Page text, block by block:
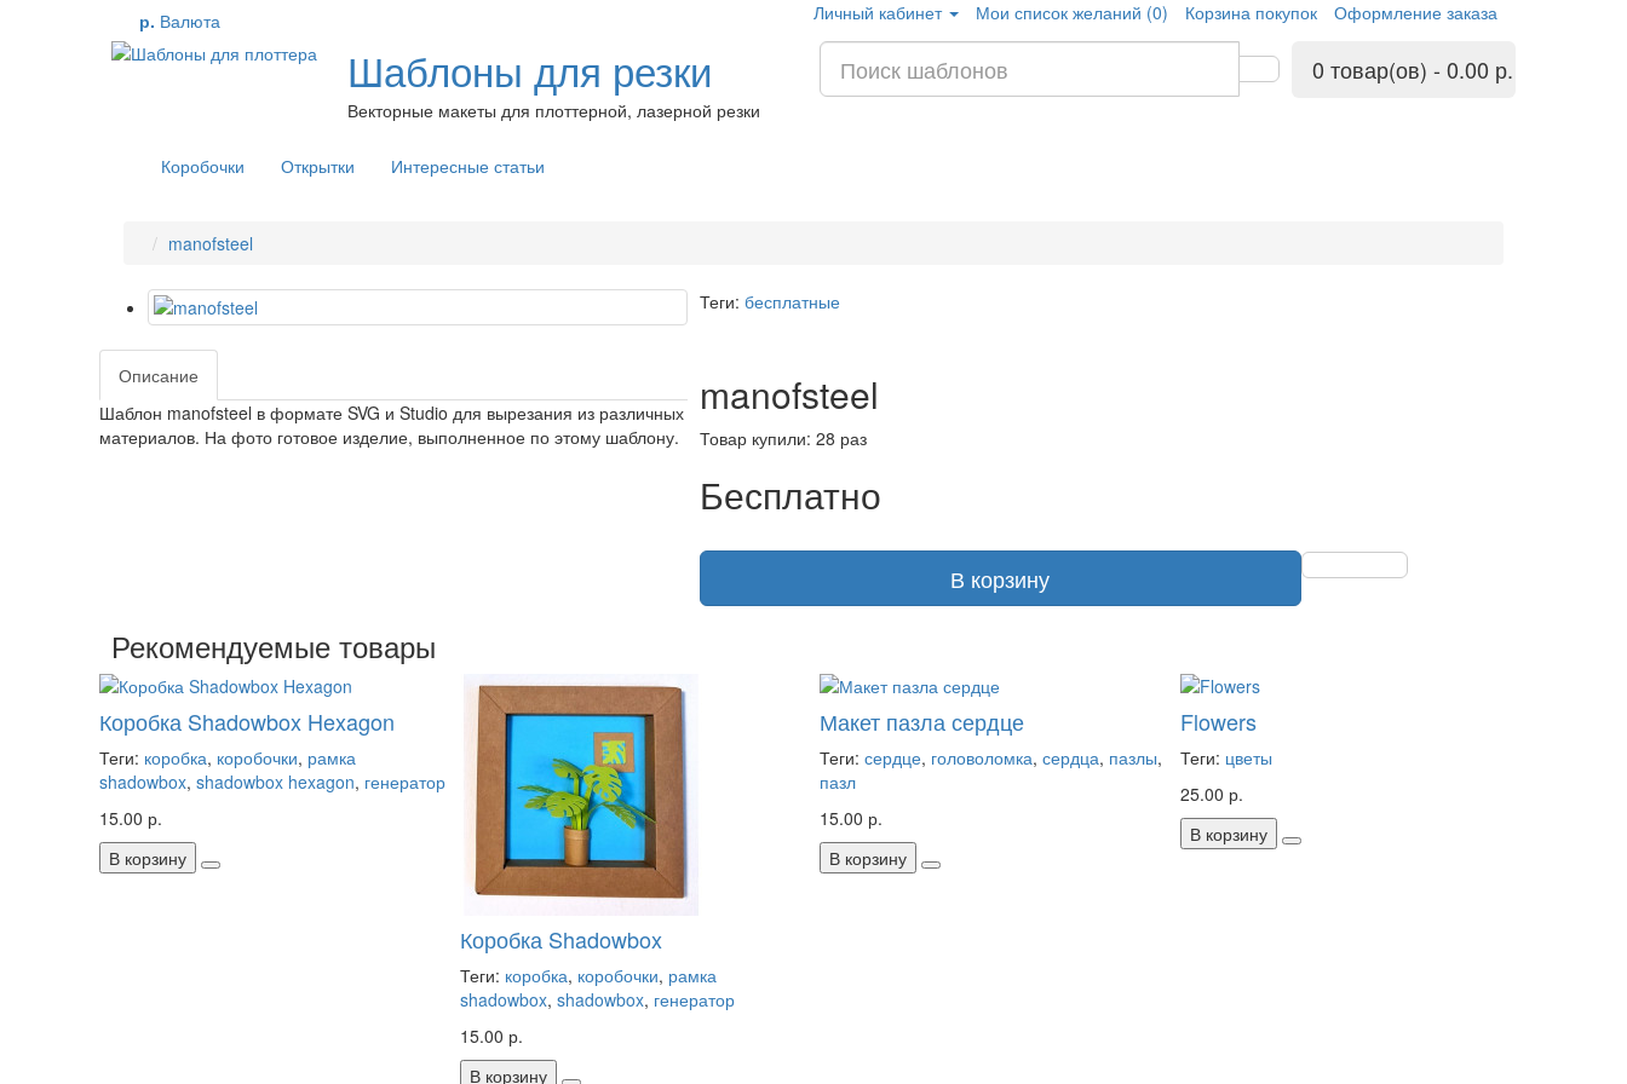
р. Валюта Личный кабинет Мои список желаний (0) Корзина покупок Оформление заказа
Шаблоны для резки
Векторные макеты для плоттерной, лазерной резки
0 товар(ов) - 0.00 р.
Коробочки Открытки Интересные статьи
manofsteel
Описание
Шаблон manofsteel в формате SVG и Studio для вырезания из различных
материалов. На фото готовое изделие, выполненное по этому шаблону.
Теги: бесплатные
manofsteel
Товар купили: 28 раз
Бесплатно
В корзину
Рекомендуемые товары
Коробка Shadowbox Hexagon
Теги: коробка, коробочки, рамка
shadowbox, shadowbox hexagon, генератор
15.00 р.
В корзину
Коробка Shadowbox
Теги: коробка, коробочки, рамка
shadowbox, shadowbox, генератор
15.00 р.
В корзину
Макет пазла сердце
Теги: сердце, головоломка, сердца, пазлы,
пазл
15.00 р.
В корзину
Flowers
Теги: цветы
25.00 р.
В корзину